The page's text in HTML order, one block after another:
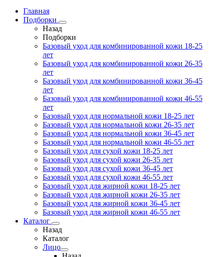
Главная
Подборки
Назад
Подборки
Базовый уход для комбинированной кожи 18-25
лет
Базовый уход для комбинированной кожи 26-35
лет
Базовый уход для комбинированной кожи 36-45
лет
Базовый уход для комбинированной кожи 46-55
лет
Базовый уход для нормальной кожи 18-25 лет
Базовый уход для нормальной кожи 26-35 лет
Базовый уход для нормальной кожи 36-45 лет
Базовый уход для нормальной кожи 46-55 лет
Базовый уход для сухой кожи 18-25 лет
Базовый уход для сухой кожи 26-35 лет
Базовый уход для сухой кожи 36-45 лет
Базовый уход для сухой кожи 46-55 лет
Базовый уход для жирной кожи 18-25 лет
Базовый уход для жирной кожи 26-35 лет
Базовый уход для жирной кожи 36-45 лет
Базовый уход для жирной кожи 46-55 лет
Каталог
Назад
Каталог
Лицо